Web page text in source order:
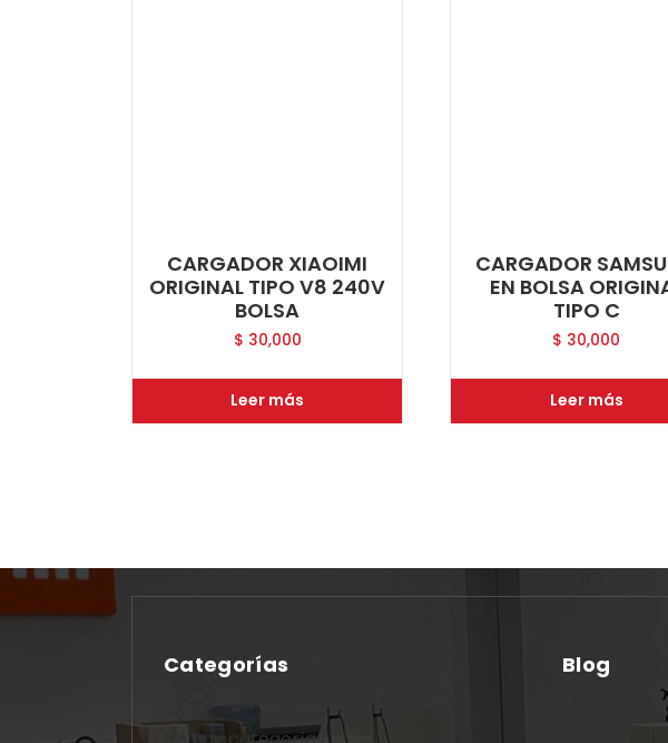
CARGADOR XIAOIMI
ORIGINAL TIPO V8 240V
BOLSA
$ 30,000
Leer más
CARGADOR
EN BOLSA
TIPO C
$ 30,000
Leer más
Categorías Blog